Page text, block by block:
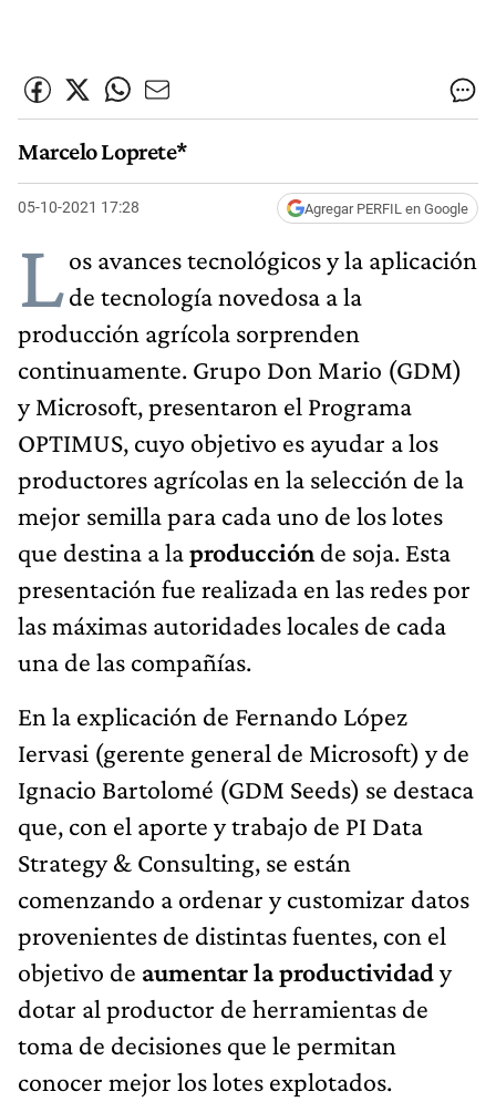
Marcelo Loprete*
05-10-2021 17:28 Agregar PERFIL en Google
Los avances tecnológicos y la aplicación
de tecnología novedosa a la
producción agrícola sorprenden
continuamente. Grupo Don Mario (GDM)
y Microsoft, presentaron el Programa
OPTIMUS, cuyo objetivo es ayudar a los
productores agrícolas en la selección de la
mejor semilla para cada uno de los lotes
que destina a laproducción de soja. Esta
presentación fue realizada en las redes por
las máximas autoridades locales de cada
una de las compañías.
En la explicación de Fernando López
Iervasi (gerente general de Microsoft) y de
Ignacio Bartolomé (GDM Seeds) se destaca
que, con el aporte y trabajo de PI Data
Strategy & Consulting, se están
comenzando a ordenar y customizar datos
provenientes de distintas fuentes, con el
objetivo de aumentar la productividady
dotar al productor de herramientas de
toma de decisiones que le permitan
conocer mejor los lotes explotados.